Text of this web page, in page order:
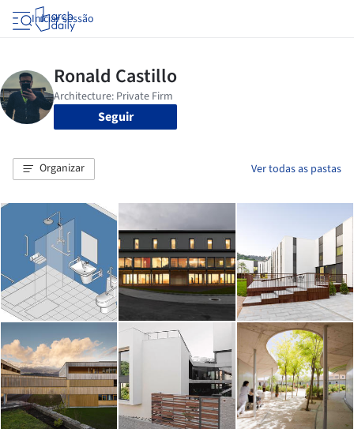
Iniciar sessão
Seguir
Organizar Ver todas as pastas